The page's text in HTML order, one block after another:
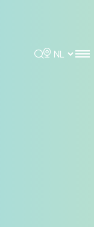
Rechercher
Choisir la